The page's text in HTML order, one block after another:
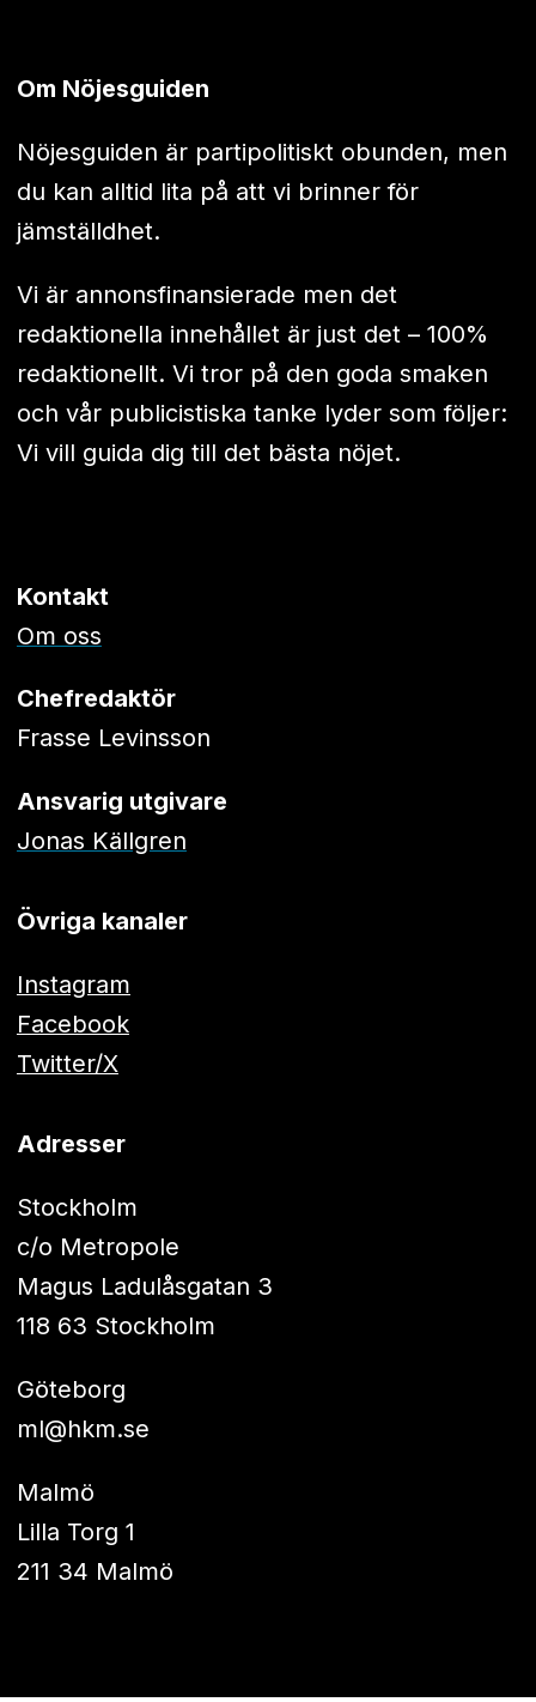
Om Nöjesguiden
Nöjesguiden är partipolitiskt obunden, men
du kan alltid lita på att vi brinner för
jämställdhet.
Vi är annonsfinansierade men det
redaktionella innehållet är just det – 100%
redaktionellt. Vi tror på den goda smaken
och vår publicistiska tanke lyder som följer:
Vi vill guida dig till det bästa nöjet.
Kontakt
Om oss
Chefredaktör
Frasse Levinsson
Ansvarig utgivare
Jonas Källgren
Övriga kanaler
Instagram
Facebook
Twitter/X
Adresser
Stockholm
c/o Metropole
Magus Ladulåsgatan 3
118 63 Stockholm
Göteborg
ml@hkm.se
Malmö
Lilla Torg 1
211 34 Malmö